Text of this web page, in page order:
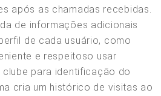
após as chamadas recebidas.
de informações adicionais
de cada usuário, como
e respeitoso usar
para identificação do
cria um histórico de visitas ao